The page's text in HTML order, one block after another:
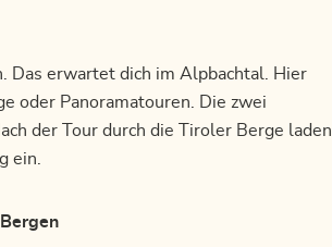
Das erwartet dich im Alpbachtal. Hier
oder Panoramatouren. Die zwei
der Tour durch die Tiroler Berge laden
ein.